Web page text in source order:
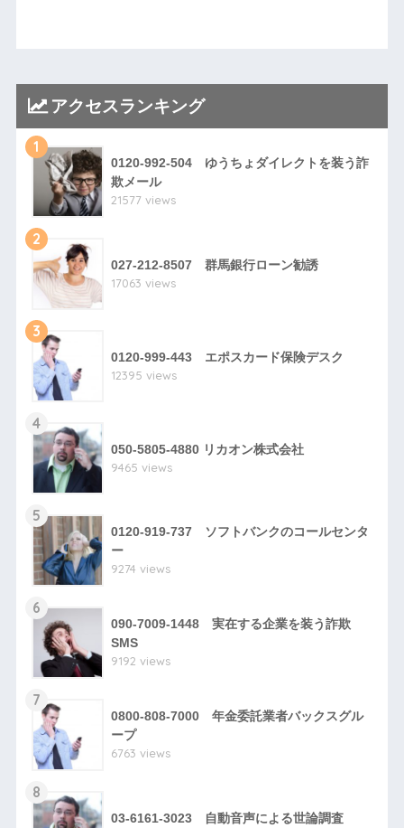
アクセスランキング
1
0120-992-504 ゆうちょダイレクトを装う詐
欺メール
21577 views
2
027-212-8507 群馬銀行ローン勧誘
17063 views
3
0120-999-443 エポスカード保険デスク
12395 views
4
050-5805-4880 リカオン株式会社
9465 views
5
0120-919-737 ソフトバンクのコールセンタ
ー
9274 views
6
090-7009-1448 実在する企業を装う詐欺
SMS
9192 views
7
0800-808-7000 年金委託業者バックスグル
ープ
6763 views
8
03-6161-3023 自動音声による世論調査